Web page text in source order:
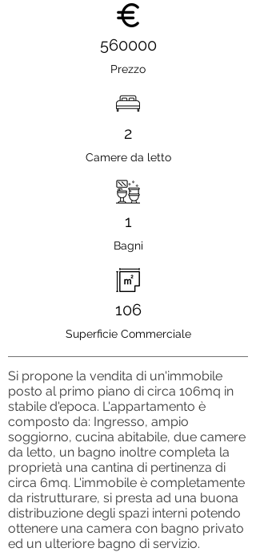
560000
Prezzo
2
Camere da letto
1
Bagni
106
Superficie Commerciale
Si propone la vendita di un'immobile
posto al primo piano di circa 106mq in
stabile d'epoca. L'appartamento è
composto da: Ingresso, ampio
soggiorno, cucina abitabile, due camere
da letto, un bagno inoltre completa la
proprietà una cantina di pertinenza di
circa 6mq. L'immobile è completamente
da ristrutturare, si presta ad una buona
distribuzione degli spazi interni potendo
ottenere una camera con bagno privato
ed un ulteriore bagno di servizio.